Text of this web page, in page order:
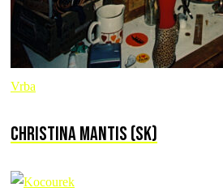
Vrba
Christina Mantis (SK)